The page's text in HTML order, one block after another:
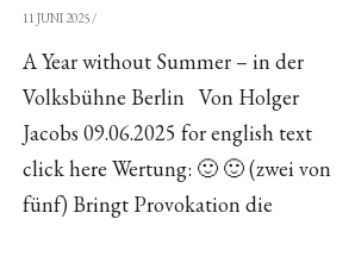
11 JUNI 2025/
A Year without Summer – in der
Volksbühne Berlin Von Holger
Jacobs 09.06.2025 for english text
click here Wertung: 🙂 🙂 (zwei von
fünf) Bringt Provokation die